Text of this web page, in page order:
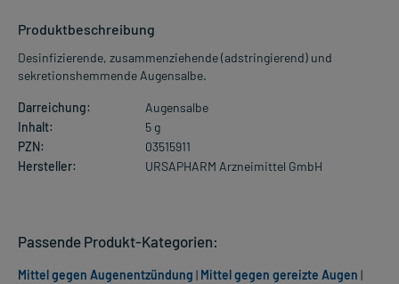
Produktbeschreibung
Desinfizierende, zusammenziehende (adstringierend) und
sekretionshemmende Augensalbe.
Darreichung:
Augensalbe
Inhalt:
5 g
PZN:
03515911
Hersteller:
URSAPHARM Arzneimittel GmbH
Passende Produkt-Kategorien:
Mittel gegen Augenentzündung | Mittel gegen gereizte Augen |